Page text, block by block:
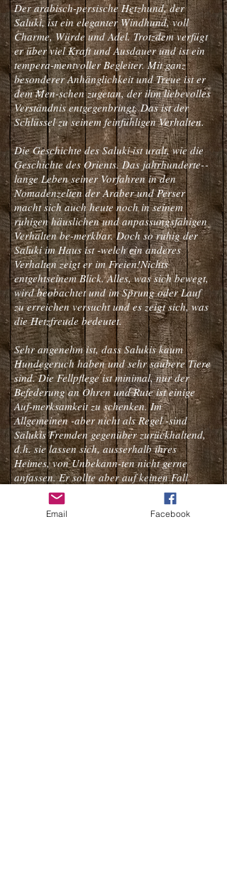
Der arabisch-­persische Hetzhund, der
Saluki, ist ein eleganter Windhund, voll
Charme, Würde und Adel. Trotzdem verfügt
er über viel Kraft und Ausdauer und ist ein
tempera-­mentvoller Begleiter. Mit ganz
besonderer Anhänglichkeit und Treue ist er
dem Men-­schen zugetan, der ihm liebevolles
Verständnis entgegenbringt. Das ist der
Schlüssel zu seinem feinfühligen Verhalten.
Die Geschichte des Saluki ist uralt, wie die
Geschichte des Orients. Das jahrhunderte-­
lange Leben seiner Vorfahren in den
Nomadenzelten der Araber und Perser
macht sich auch heute noch in seinem
ruhigen häuslichen und anpassungsfähigen
Verhalten be-­merkbar. Doch so ruhig der
Saluki im Haus ist -­welch ein anderes
Verhalten zeigt er im Freien!Nichts
entgehtseinem Blick. Alles, was sich bewegt,
wird beobachtet und im Sprung oder Lauf
zu erreichen versucht und es zeigt sich, was
die Hetzfreude bedeutet.
Sehr angenehm ist, dass Salukis kaum
Hundegeruch haben und sehr saubere Tiere
sind. Die Fellpflege ist minimal, nur der
Befederung an Ohren und Rute ist einige
Auf-­merksamkeit zu schenken. Im
Allgemeinen -­aber nicht als Regel -­sind
Salukis Fremden gegenüber zurückhaltend,
d.h. sie lassen sich, ausserhalb ihres
Heimes, von Unbekann-­ten nicht gerne
anfassen. Er sollte aber auf keinen Fall
scheu oder ängstlich sein.
Die Rüden sind bis ca. 71 cm gross, die
Email Facebook